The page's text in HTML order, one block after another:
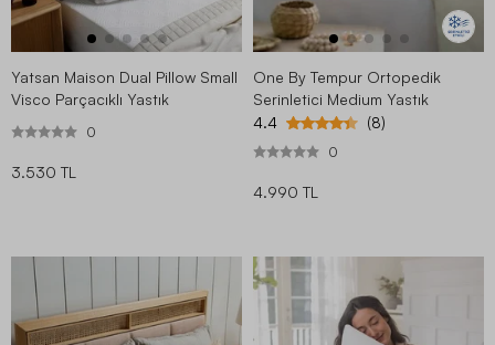
Yatsan Maison Dual Pillow Small
Visco Parçacıklı Yastık
0
3.530 TL
One By Tempur Ortopedik
Serinletici Medium Yastık
4.4
(8)
0
4.990 TL